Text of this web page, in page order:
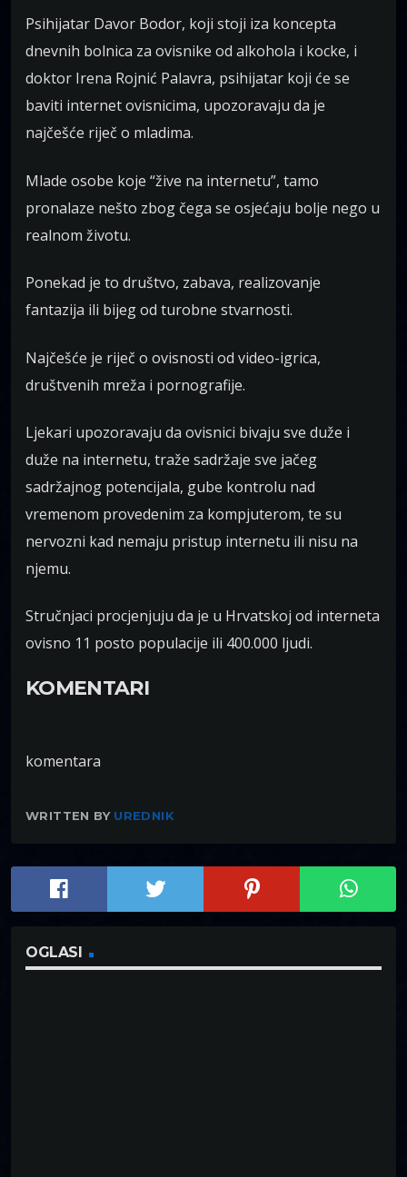
Psihijatar Davor Bodor, koji stoji iza koncepta
dnevnih bolnica za ovisnike od alkohola i kocke, i
doktor Irena Rojnić Palavra, psihijatar koji će se
baviti internet ovisnicima, upozoravaju da je
najčešće riječ o mladima.
Mlade osobe koje “žive na internetu”, tamo
pronalaze nešto zbog čega se osjećaju bolje nego u
realnom životu.
Ponekad je to društvo, zabava, realizovanje
fantazija ili bijeg od turobne stvarnosti.
Najčešće je riječ o ovisnosti od video-igrica,
društvenih mreža i pornografije.
Ljekari upozoravaju da ovisnici bivaju sve duže i
duže na internetu, traže sadržaje sve jačeg
sadržajnog potencijala, gube kontrolu nad
vremenom provedenim za kompjuterom, te su
nervozni kad nemaju pristup internetu ili nisu na
njemu.
Stručnjaci procjenjuju da je u Hrvatskoj od interneta
ovisno 11 posto populacije ili 400.000 ljudi.
KOMENTARI
komentara
WRITTEN BY UREDNIK
OGLASI